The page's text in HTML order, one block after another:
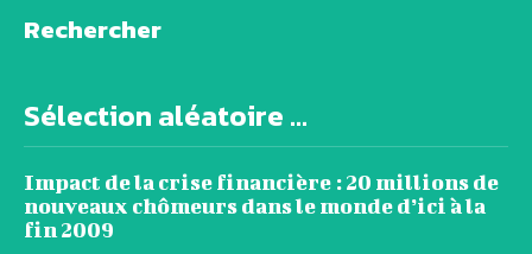
Rechercher
Sélection aléatoire ...
Impact de la crise financière : 20 millions de
nouveaux chômeurs dans le monde d’ici à la
fin 2009